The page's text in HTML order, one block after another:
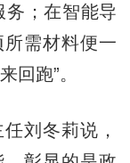
务；在智能导
需材料便一
回跑”。
刘冬莉说，